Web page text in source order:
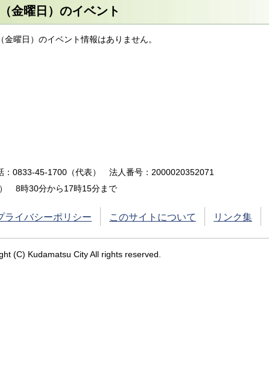
金曜日）のイベント
金曜日）のイベント情報はありません。
：0833-45-1700（代表）
法人番号：2000020352071
8時30分から17時15分まで
ライバシーポリシー このサイトについて リンク集
(C) Kudamatsu City All rights reserved.